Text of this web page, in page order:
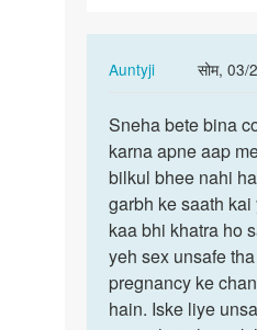
Auntyji
सोम,
In
to
Mam
Maine
aur
mere
partner…
by
Sneha
Sneha
bete
bina
condom
ke…
Sneha bete bina
karna apne aap
bilkul bhee nahi
garbh ke saath
kaa bhi khatra ho
yeh sex unsafe
pregnancy ke
hain. Iske liye